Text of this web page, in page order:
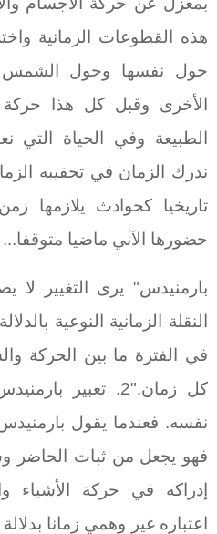
هذه القطوعات الزمانية
حول نفسها وحول الشمس
الأخرى وقبل كل هذا
الطبيعة وفي الحياة التي
ندرك الزمان في تحقيبه
تاريخيا كحوادث يلازمها
حضورها الآني ماضيا متوقفا...
بارمنيدس" يرى التغيير
النقلة الزمانية النوعية
في الفترة ما بين الحركة
كل زمان."2. تعبير
نفسه. فعندما يقول بارمنيدس
فهو يجعل من ثبات الحاضر
إدراكه في حركة الأشياء
اعتباره غير وهمي زمانا